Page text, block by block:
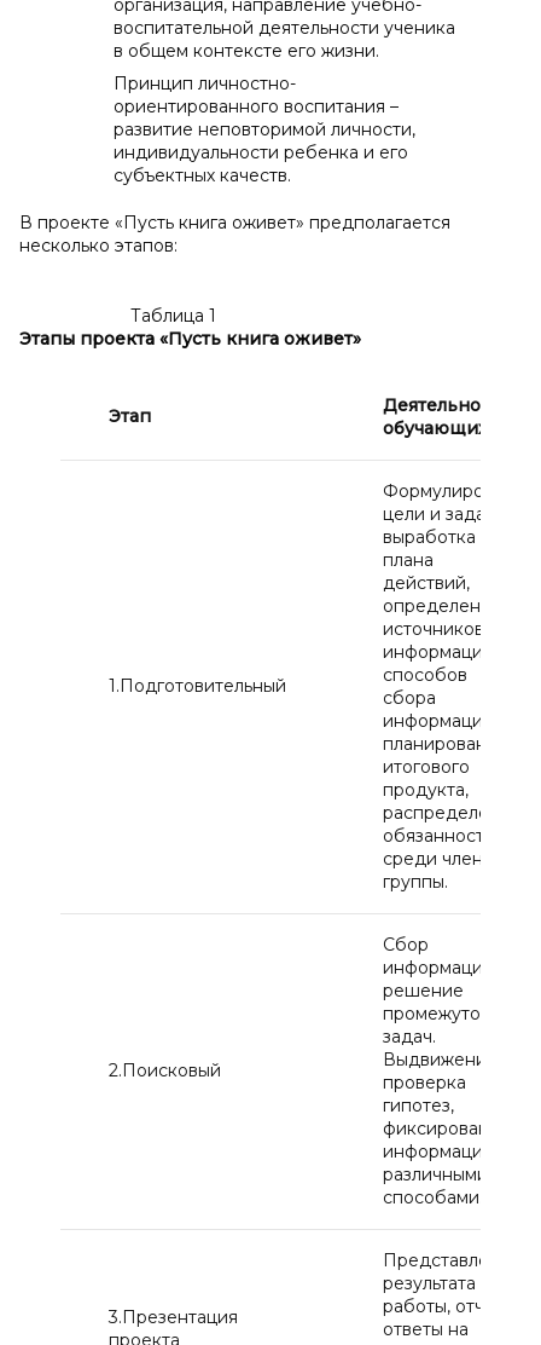
организация, направление учебно-
воспитательной деятельности ученика
в общем контексте его жизни.
Принцип личностно-
ориентированного воспитания –
развитие неповторимой личности,
индивидуальности ребенка и его
субъектных качеств.
В проекте «Пусть книга оживет» предполагается
несколько этапов:
Таблица 1
Этапы проекта «Пусть книга оживет»
Этап
Деятельность
обучающихся
1.Подготовительный
Формулировка
цели и задач,
выработка
плана
действий,
определение
источников
информации и
способов
сбора
информации,
планирование
итогового
продукта,
распределение
обязанностей
среди членов
группы.
2.Поисковый
Сбор
информации,
решение
промежуточный
задач.
Выдвижение и
проверка
гипотез,
фиксирование
информации
различными
способами.
3.Презентация
проекта
Представление
результата
работы, отчет,
ответы на